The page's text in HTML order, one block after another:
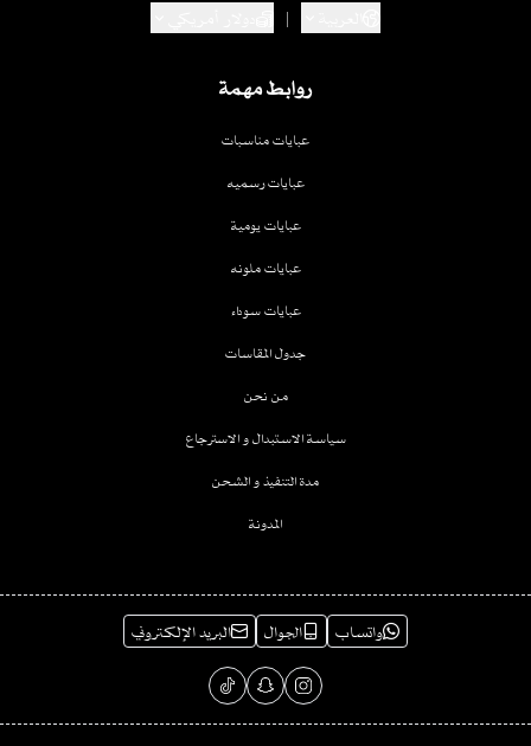
روابط مهمة
عبايات مناسبات
عبايات رسميه
عبايات يومية
عبايات ملونه
عبايات سوداء
جدول المقاسات
من نحن
سياسة الاستبدال و الاسترجاع
مدة التنفيذ و الشحن
المدونة
|
واتساب الجوال البريد الإلكتروني